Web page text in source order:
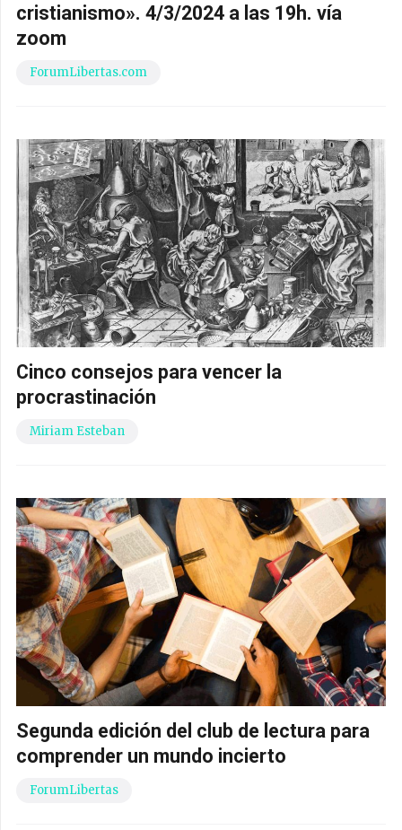
cristianismo». 4/3/2024 a las 19h. vía
zoom
ForumLibertas.com
Cinco consejos para vencer la
procrastinación
Miriam Esteban
Segunda edición del club de lectura para
comprender un mundo incierto
ForumLibertas